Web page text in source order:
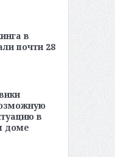
в
почти 28
в
доме